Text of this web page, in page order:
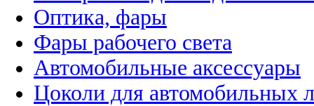
Оптика, фары
Фары рабочего света
Автомобильные аксессуары
Цоколи для автомобильных